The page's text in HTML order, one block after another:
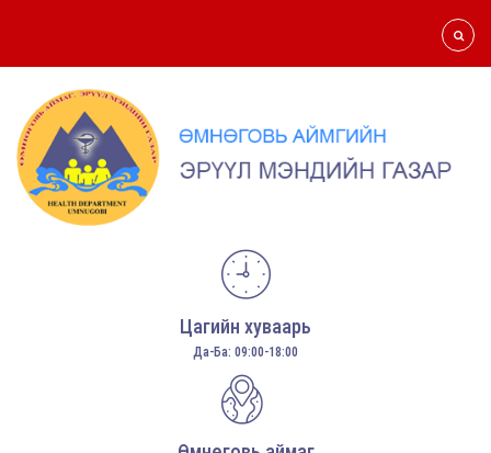
Цагийн хуваарь
Да-Ба: 09:00-18:00